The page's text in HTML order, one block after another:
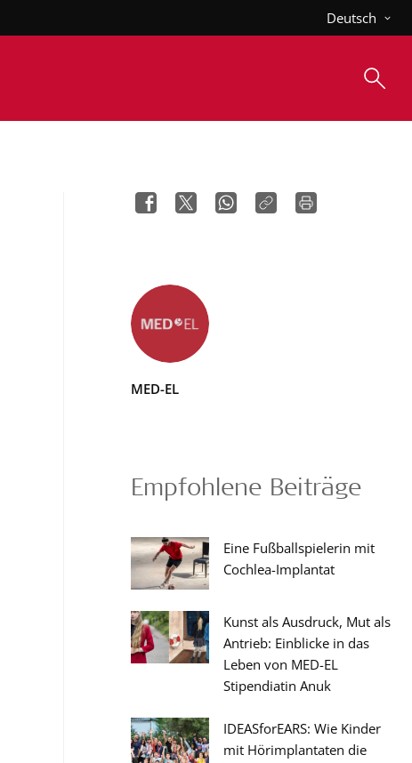
Deutsch
MED-EL
Empfohlene Beiträge
Eine Fußballspielerin mit
Cochlea-Implantat
Kunst als Ausdruck, Mut als
Antrieb: Einblicke in das
Leben von MED-EL
Stipendiatin Anuk
IDEASforEARS: Wie Kinder
mit Hörimplantaten die